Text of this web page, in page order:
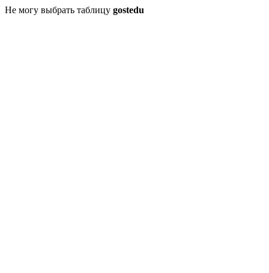
Не могу выбрать таблицу gostedu